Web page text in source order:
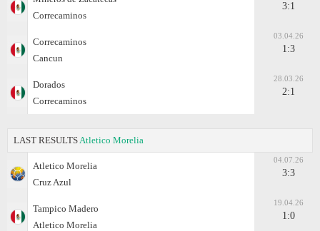
Correcaminos
3:1
Correcaminos
Cancun
03.04.26
1:3
Dorados
Correcaminos
28.03.26
2:1
LAST RESULTS Atletico Morelia
Atletico Morelia
Cruz Azul
04.07.26
3:3
Tampico Madero
Atletico Morelia
19.04.26
1:0